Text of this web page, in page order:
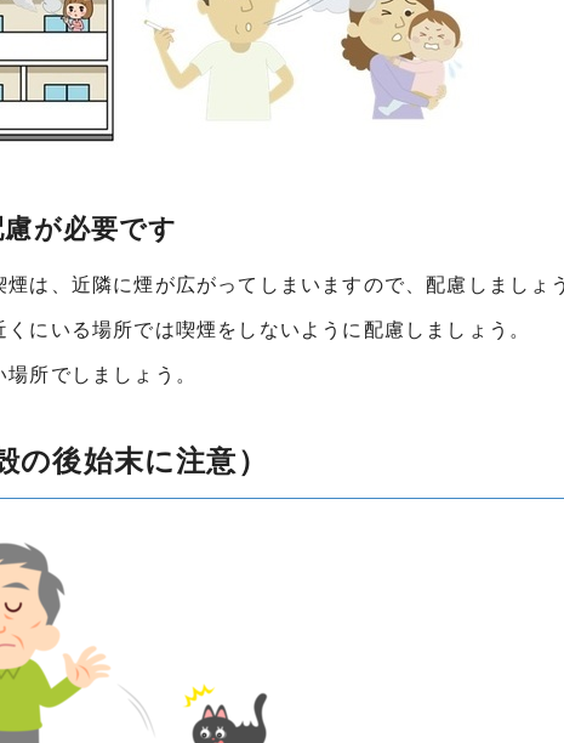
が必要です
は、近隣に煙が広がってしまいますので、配慮しましょ
にいる場所では喫煙をしないように配慮しましょう。
所でしましょう。
後始末に注意）